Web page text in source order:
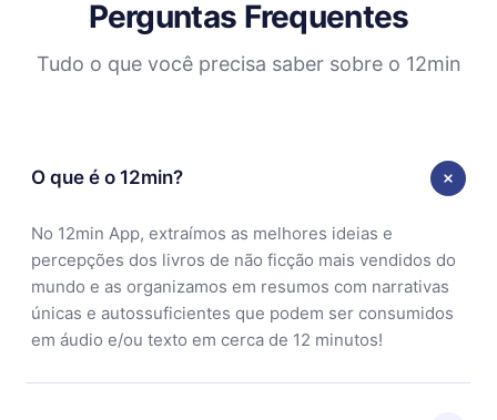
Perguntas Frequentes
Tudo o que você precisa saber sobre o 12min
O que é o 12min?
No 12min App, extraímos as melhores ideias e
percepções dos livros de não ficção mais vendidos do
mundo e as organizamos em resumos com narrativas
únicas e autossuficientes que podem ser consumidos
em áudio e/ou texto em cerca de 12 minutos!